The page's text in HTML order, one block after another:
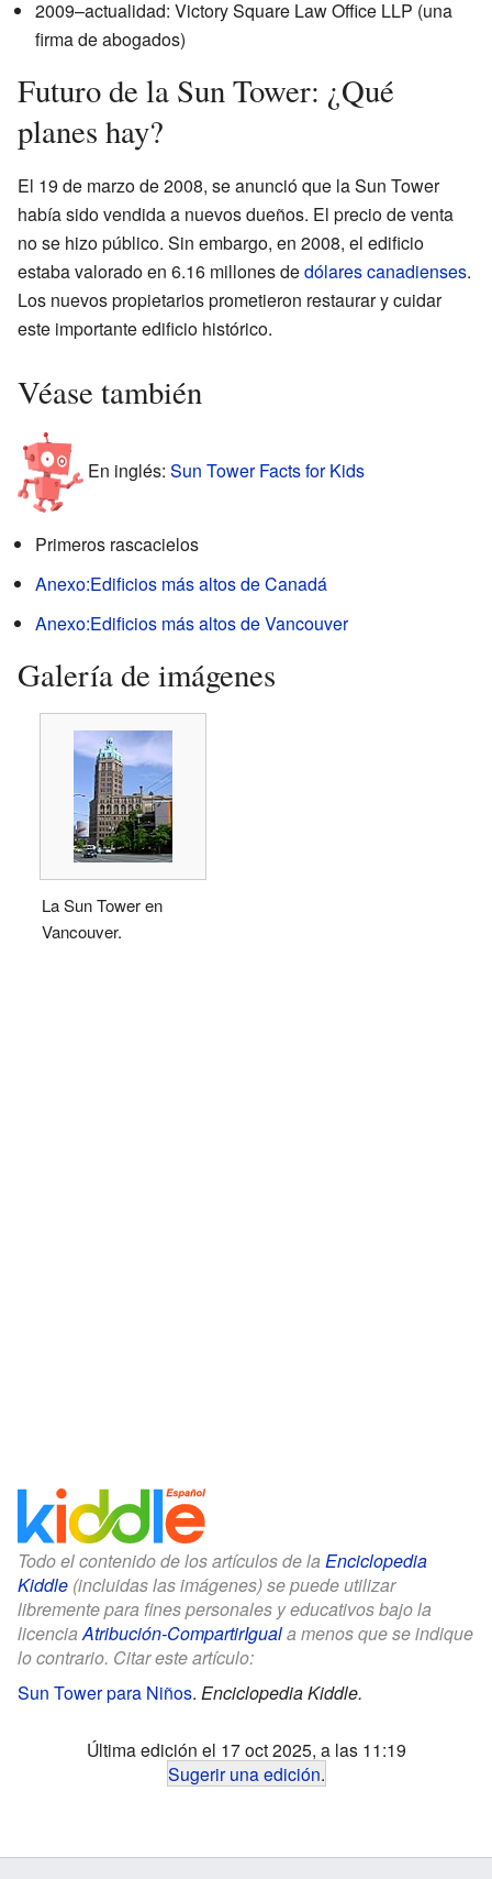
2009–actualidad: Victory Square Law Office LLP (una
firma de abogados)
Futuro de la Sun Tower: ¿Qué
planes hay?
El 19 de marzo de 2008, se anunció que la Sun Tower
había sido vendida a nuevos dueños. El precio de venta
no se hizo público. Sin embargo, en 2008, el edificio
estaba valorado en 6.16 millones dedólares canadienses.
Los nuevos propietarios prometieron restaurar y cuidar
este importante edificio histórico.
Véase también
En inglés: Sun Tower Facts for Kids
Primeros rascacielos
Anexo:Edificios más altos de Canadá
Anexo:Edificios más altos de Vancouver
Galería de imágenes
La Sun Tower en
Vancouver.
Todo el contenido de los artículos de la Enciclopedia
Kiddle (incluidas las imágenes) se puede utilizar
libremente para fines personales y educativos bajo la
licenciaAtribución-CompartirIguala menos que se indique
lo contrario. Citar este artículo:
Sun Tower para Niños. Enciclopedia Kiddle.
Última edición el 17 oct 2025, a las 11:19
Sugerir una edición.